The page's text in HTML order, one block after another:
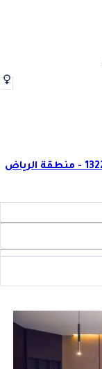
الشيخ عبد العزيز بن عبدالرحمن بن بشر - 13223 - منطقة الرياض